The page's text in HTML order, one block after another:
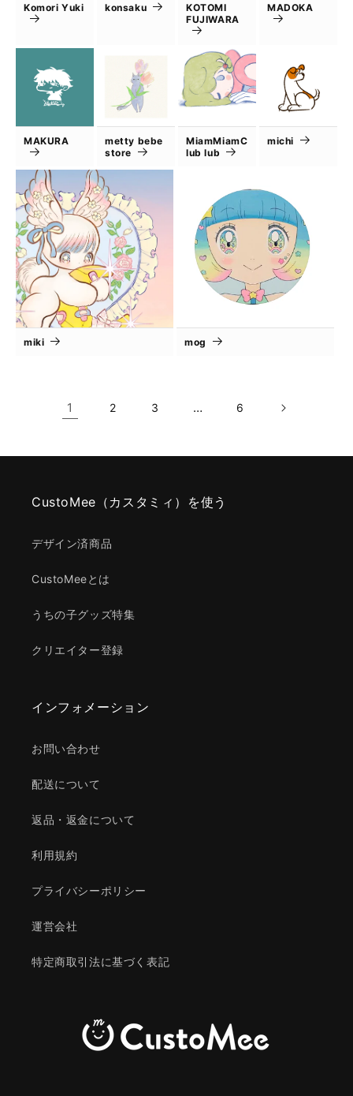
Komori Yuki konsaku
KOTOMI
FUJIWARA
MADOKA
MAKURA
metty bebe
store
MiamMiamC
lub lub
michi
miki mog
1 2 3 … 6
CustoMee（カスタミィ）を使う
デザイン済商品
CustoMeeとは
うちの子グッズ特集
クリエイター登録
インフォメーション
お問い合わせ
配送について
返品・返金について
利用規約
プライバシーポリシー
運営会社
特定商取引法に基づく表記